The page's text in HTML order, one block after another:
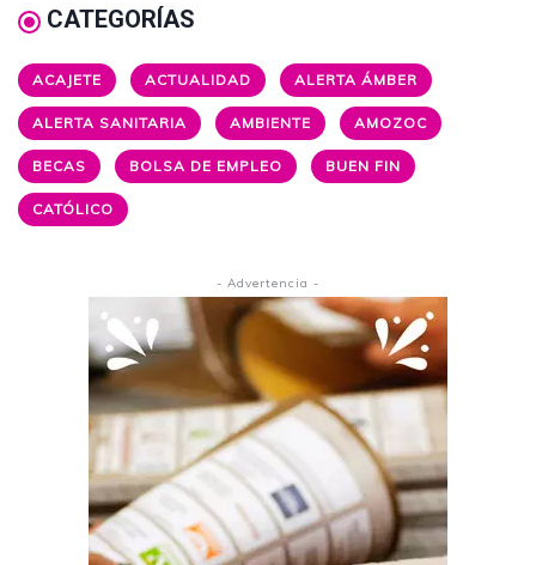
CATEGORÍAS
ACAJETE ACTUALIDAD ALERTA ÁMBER
ALERTA SANITARIA AMBIENTE AMOZOC
BECAS BOLSA DE EMPLEO BUEN FIN
CATÓLICO
- Advertencia -